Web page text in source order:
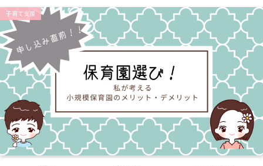
子育て支援